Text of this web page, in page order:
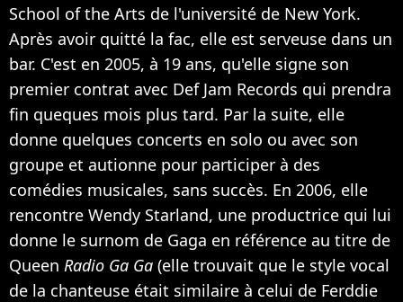
School of the Arts de l'université de New York.
Après avoir quitté la fac, elle est serveuse dans un
bar. C'est en 2005, à 19 ans, qu'elle signe son
premier contrat avec Def Jam Records qui prendra
fin queques mois plus tard. Par la suite, elle
donne quelques concerts en solo ou avec son
groupe et autionne pour participer à des
comédies musicales, sans succès. En 2006, elle
rencontre Wendy Starland, une productrice qui lui
donne le surnom de Gaga en référence au titre de
Queen Radio Ga Ga (elle trouvait que le style vocal
de la chanteuse était similaire à celui de Ferddie